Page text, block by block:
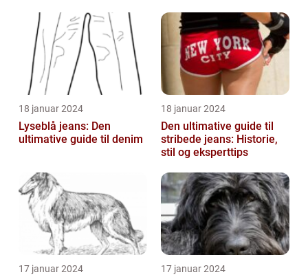
piger verden over
18 januar 2024
Lyseblå jeans: Den
ultimative guide til denim
18 januar 2024
Den ultimative guide til
stribede jeans: Historie,
stil og eksperttips
17 januar 2024 17 januar 2024